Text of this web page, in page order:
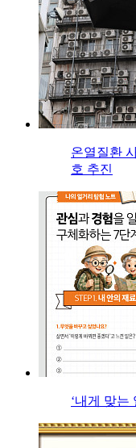
온열질환
호 추진
‘내게 맞는